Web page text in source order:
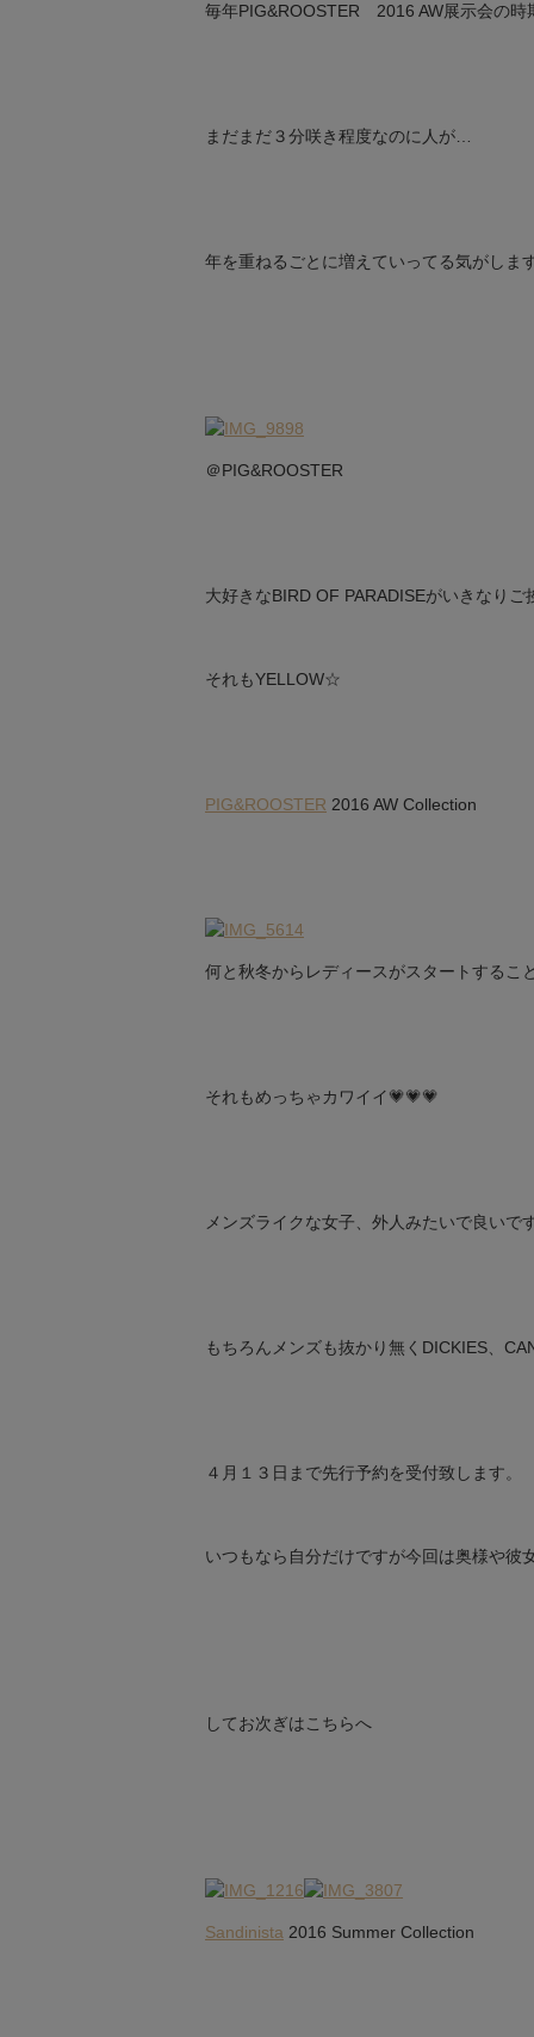
毎年PIG&ROOSTER 2016 AW展示会の時
まだまだ３分咲き程度なのに人が…
年を重ねるごとに増えていってる気がしま
＠PIG&ROOSTER
大好きなBIRD OF PARADISEがいきなりご
それもYELLOW☆
PIG&ROOSTER 2016 AW Collection
何と秋冬からレディースがスタートするこ
それもめっちゃカワイイ💗💗💗
メンズライクな女子、外人みたいで良いで
もちろんメンズも抜かり無くDICKIES、
４月１３日まで先行予約を受付致します。
いつもなら自分だけですが今回は奥様や彼
してお次ぎはこちらへ
Sandinista 2016 Summer Collection